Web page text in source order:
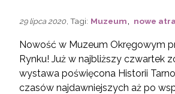
29 lipca 2020 , Tagi: Muzeum nowe
Nowość w Muzeum Okręgowym
Rynku! Już w najbliższy czwartek
wystawa poświęcona Historii
czasów najdawniejszych aż po